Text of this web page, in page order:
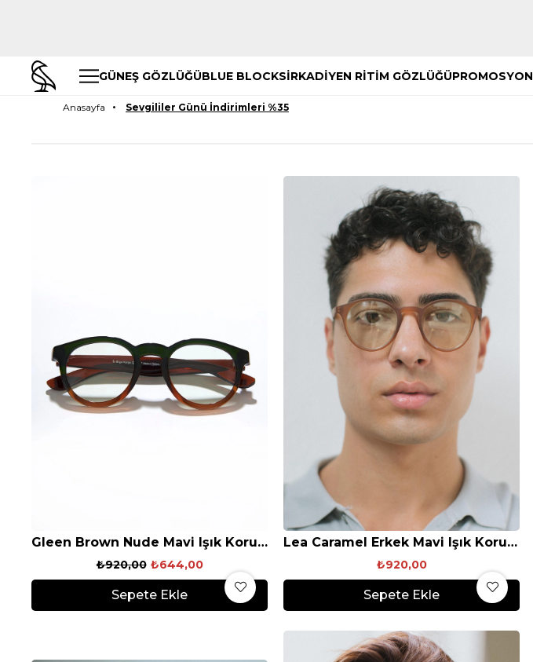
GÜNEŞ GÖZLÜĞÜBLUE BLOCKSİRKADİYEN RİTİM GÖZLÜĞÜPROMOSYON
Anasayfa Sevgililer Günü İndirimleri %35
Gleen Brown Nude Mavi Işık Koruyucu Gözlük
₺644,00
₺920,00
Sepete Ekle
Lea Caramel Erkek Mavi Işık Koruyucu Gözlük
₺920,00
Sepete Ekle